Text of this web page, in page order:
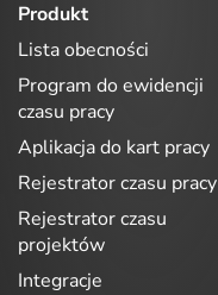
Produkt
Lista obecności
Program do ewidencji
czasu pracy
Aplikacja do kart pracy
Rejestrator czasu pracy
Rejestrator czasu
projektów
Integracje